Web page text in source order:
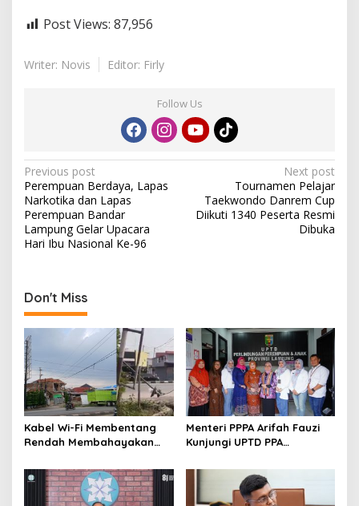
Post Views: 87,956
Writer: Novis Editor: Firly
Follow Us
P
o
s
t
a
v
i
g
a
t
i
o
n
Previous post
Perempuan Berdaya, Lapas
Narkotika dan Lapas
Perempuan Bandar
Lampung Gelar Upacara
Hari Ibu Nasional Ke-96
Next post
Tournamen Pelajar
Taekwondo Danrem Cup
Diikuti 1340 Peserta Resmi
Dibuka
Don't Miss
Kabel Wi-Fi Membentang
Rendah Membahayakan
Jalan Lintas Sumatera
Menteri PPPA Arifah Fauzi
Kunjungi UPTD PPA
Pendampingan Langsung
terhadap Korban
Kekerasan Seksual